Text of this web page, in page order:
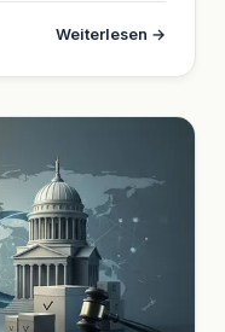
Weiterlesen →